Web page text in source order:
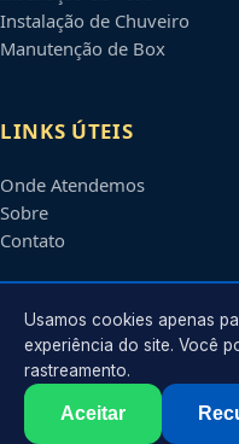
Instalação de Chuveiro
Manutenção de Box
LINKS ÚTEIS
Onde Atendemos
Sobre
Contato
CONTATO
Atendimento em
2026 Encanador emSorocaba
Usamos cookies apenas
experiência do site. Você
rastreamento.
Aceitar